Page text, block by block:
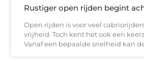
Rustiger open rijden begint
Open rijden is voor veel
vrijheid. Toch kent het ook een
Vanaf een bepaalde snelheid kan